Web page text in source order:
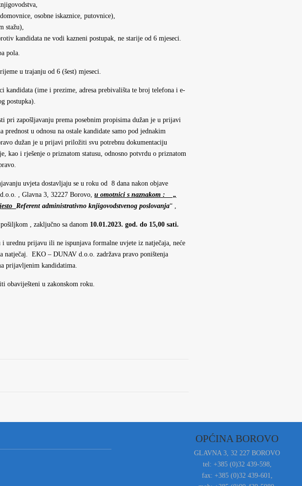
osobne iskaznice, putovnice),
stažu),
kandidata ne vodi kazneni postupak, ne starije od 6 mjeseci.
pola.
u trajanju od 6 (šest) mjeseci.
kandidata (ime i prezime, adresa prebivališta te broj telefona i e-
postupka).
pri zapošljavanju prema posebnim propisima dužan je u prijavi
prednost u odnosu na ostale kandidate samo pod jednakim
dužan je u prijavi priložiti svu potrebnu dokumentaciju
kao i rješenje o priznatom statusu, odnosno potvrdu o priznatom
uvjeta dostavljaju se u roku od 8 dana nakon objave
, Glavna 3, 32227 Borovo, u omotnici s naznakom : „
Referent administrativno knjigovodstvenog poslovanja“ ,
, zaključno sa danom 10.01.2023. god. do 15,00 sati.
urednu prijavu ili ne ispunjava formalne uvjete iz natječaja, neće
natječaj. EKO – DUNAV d.o.o. zadržava pravo poništenja
prijavljenim kandidatima.
obaviješteni u zakonskom roku.
OPĆINA BOROVO
GLAVNA 3, 32 227 BOROVO
tel: +385 (0)32 439-598,
fax: +385 (0)32 439-601,